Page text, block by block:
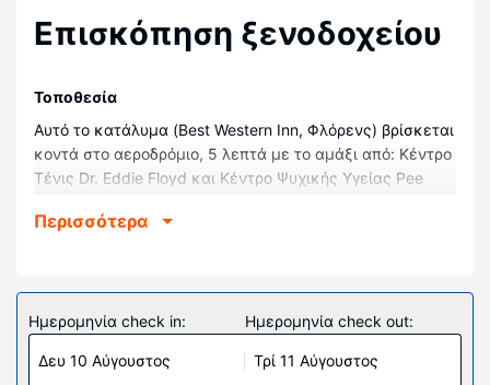
Επισκόπηση ξενοδοχείου
Τοποθεσία
Αυτό το κατάλυμα (Best Western Inn, Φλόρενς) βρίσκεται
κοντά στο αεροδρόμιο, 5 λεπτά με το αμάξι από: Κέντρο
Τένις Dr. Eddie Floyd και Κέντρο Ψυχικής Υγείας Pee
Ιατρικό Κέντρο Μακλέοντ και 5,4 χλμ. από: Μουσείο
Νιώστε σαν στο σπίτι σας σε ένα από τα 73 δωμάτια με
κλιματισμό, όπου υπάρχουν ψυγείο και φούρνοι
μικροκυμάτων. Το κρεβάτι σας (με ανώστρωμα) διαθέτει
Περισσότερα
Ημερομηνία check in:
Δευ 10 Αύγουστος
Ημερομηνία check out:
Τρί 11 Αύγουστος